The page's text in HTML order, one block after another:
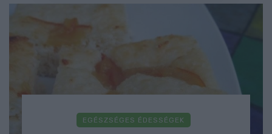
EGÉSZSÉGES ÉDESSÉGEK